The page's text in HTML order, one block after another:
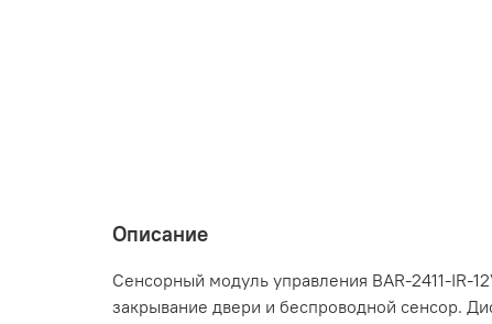
Описание
Сенсорный модуль управления BAR-2411-IR-
закрывание двери и беспроводной сенсор.